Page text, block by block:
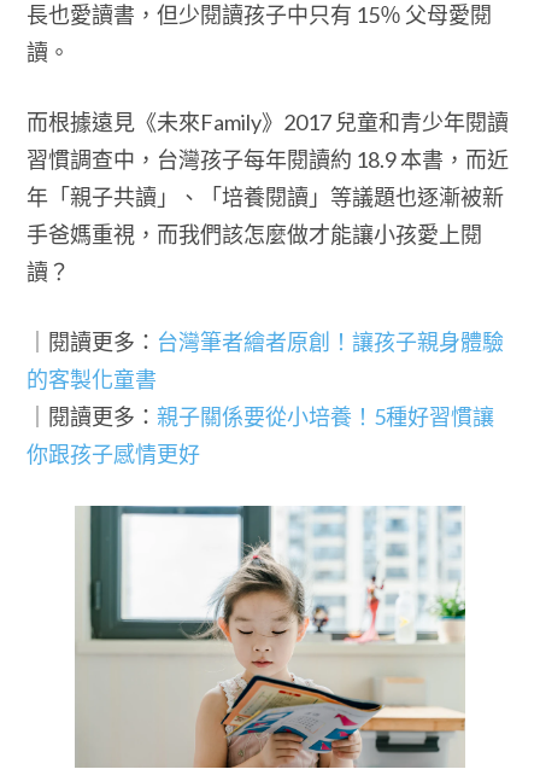
長也愛讀書，但少閱讀孩子中只有 15％ 父母愛閱
讀。
而根據遠見《未來Family》2017 兒童和青少年閱讀
習慣調查中，台灣孩子每年閱讀約 18.9 本書，而近
年「親子共讀」、「培養閱讀」等議題也逐漸被新
手爸媽重視，而我們該怎麼做才能讓小孩愛上閱
讀？
｜閱讀更多： 台灣筆者繪者原創！讓孩子親身體驗
的客製化童書
｜閱讀更多： 親子關係要從小培養！5種好習慣讓
你跟孩子感情更好